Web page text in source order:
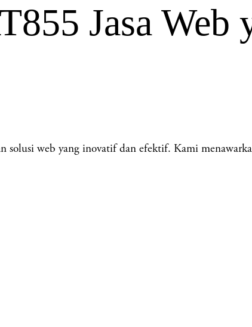
Jasa Web
web yang inovatif dan efektif. Kami